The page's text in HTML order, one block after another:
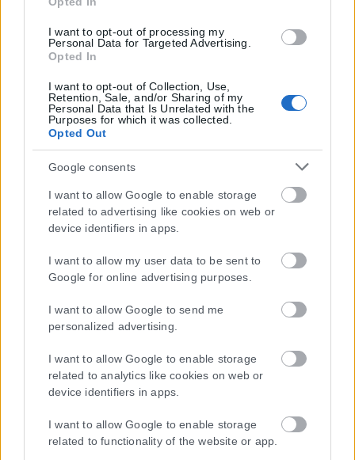
I want to opt-out of processing my
Personal Data for Targeted Advertising.
Opted In
I want to opt-out of Collection, Use,
Retention, Sale, and/or Sharing of my
Personal Data that Is Unrelated with the
Purposes for which it was collected.
Opted Out
Google consents
I want to allow Google to enable storage
related to advertising like cookies on web or
device identifiers in apps.
I want to allow my user data to be sent to
Google for online advertising purposes.
I want to allow Google to send me
personalized advertising.
I want to allow Google to enable storage
related to analytics like cookies on web or
device identifiers in apps.
I want to allow Google to enable storage
related to functionality of the website or app.
Η εταιρεία με την επωνυμία “POLITICAL MEDIA GROUP A.E.” και κατ’
επέκταση η ιστοσελίδα που κατέχει αυτή “www.karfitsa.gr”
συμμορφώνονται με τη Σύσταση (ΕΕ) 2018/334 της Επιτροπής της
αντιμετώπιση του παράνομου περιεχομένου στο διαδίκτυο (L 63).